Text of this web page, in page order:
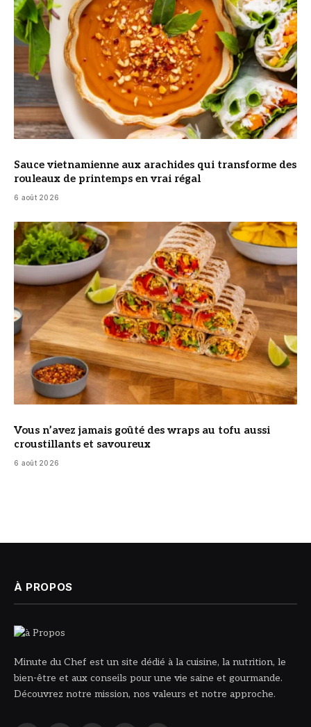
Sauce vietnamienne aux arachides qui transforme des
rouleaux de printemps en vrai régal
6 août 2026
© DR
Vous n’avez jamais goûté des wraps au tofu aussi
croustillants et savoureux
6 août 2026
À PROPOS
Minute du Chef est un site dédié à la cuisine, la nutrition, le
bien-être et aux conseils pour une vie saine et gourmande.
Découvrez notre mission, nos valeurs et notre approche.